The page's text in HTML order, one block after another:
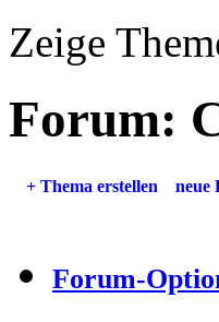
Zeige
Forum:
+ Thema erstellen neue
Forum-